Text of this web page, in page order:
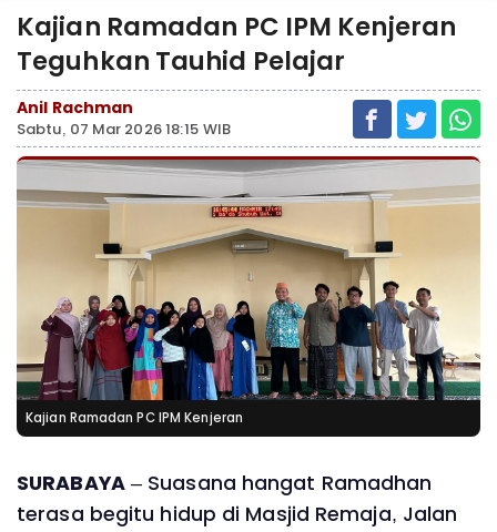
Kajian Ramadan PC IPM Kenjeran
Teguhkan Tauhid Pelajar
Anil Rachman
Sabtu, 07 Mar 2026 18:15 WIB
Kajian Ramadan PC IPM Kenjeran
SURABAYA– Suasana hangat Ramadhan
terasa begitu hidup di Masjid Remaja, Jalan